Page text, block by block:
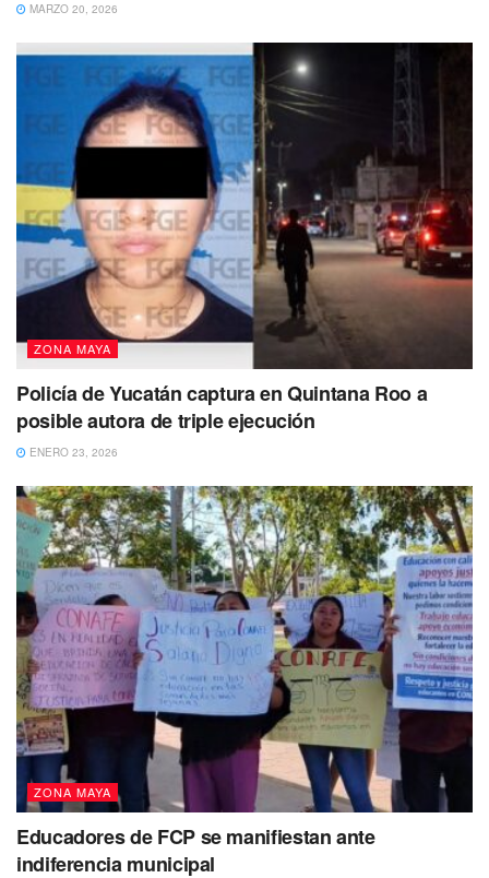
MARZO 20, 2026
ZONA MAYA
Policía de Yucatán captura en Quintana Roo a
posible autora de triple ejecución
ENERO 23, 2026
ZONA MAYA
Educadores de FCP se manifiestan ante
indiferencia municipal